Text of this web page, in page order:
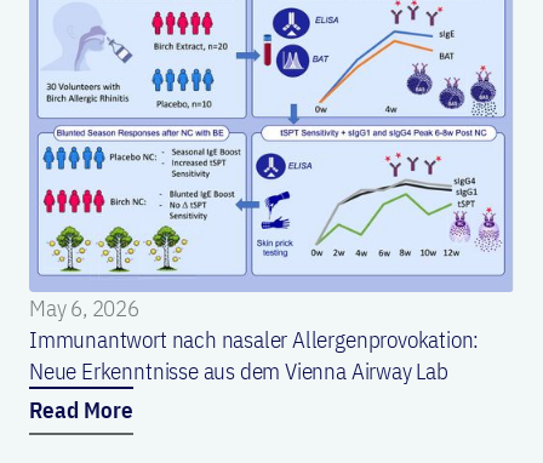
May 6, 2026
Immunantwort nach nasaler Allergenprovokation:
Neue Erkenntnisse aus dem Vienna Airway Lab
Read More